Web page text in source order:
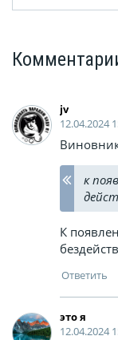
jv
12.04.2024
к
К
это я
12.04.2024